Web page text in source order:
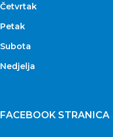
Četvrtak
Petak
Subota
Nedjelja
FACEBOOK STRANICA